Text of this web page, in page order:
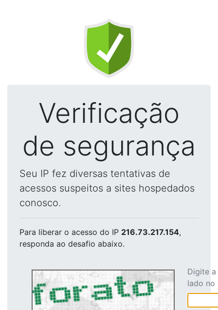
Verificação
de segurança
Seu IP fez diversas tentativas de
acessos suspeitos a sites hospedados
conosco.
Para liberar o acesso do IP 216.73.217.154,
responda ao desafio abaixo.
Digite
lado no